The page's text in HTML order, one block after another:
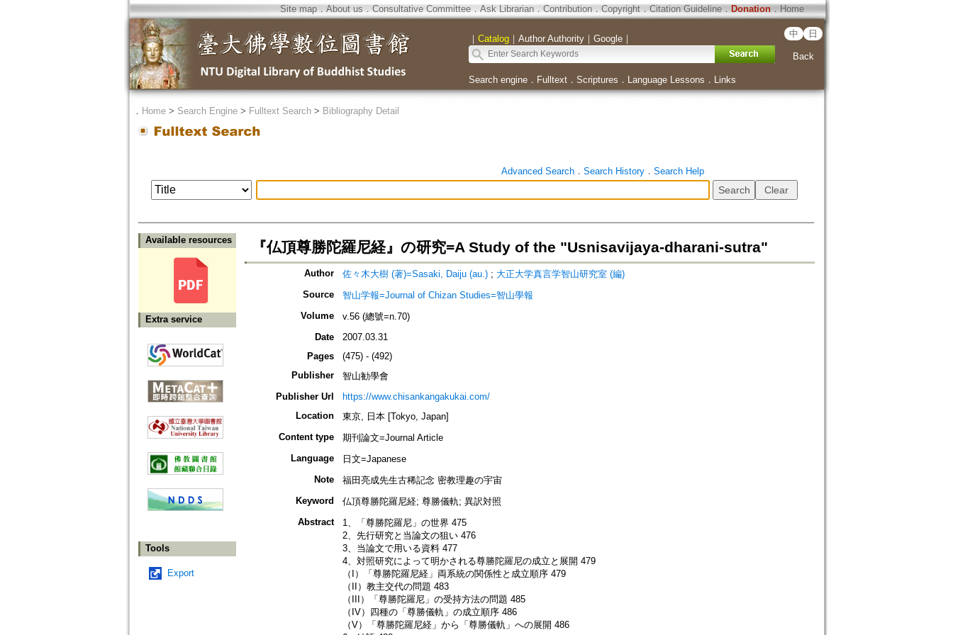
Site map．About us ． Consultative Committee． Ask Librarian． Contribution．Copyright．Citation Guideline． Donation．Home
｜ Catalog｜ Author Authority｜ Google｜ 中 日
Back
Search engine． Fulltext． Scriptures ． Language Lessons ． Links
． Home> Search Engine> Fulltext Search> Bibliography Detail
Advanced Search． Search History． Search Help
Available resources
Extra service
Tools
Export
『仏頂尊勝陀羅尼経』の研究=A Study of the "Usnisavijaya-dharani-sutra"
Author 佐々木大樹 (著)=Sasaki, Daiju (au.); 大正大学真言学智山研究室 (編)
Source
智山学報=Journal of Chizan Studies=智山學報
Volume
v.56 (總號=n.70)
Date
2007.03.31
Pages
(475) - (492)
Publisher
智山勧學會
Publisher Url
https://www.chisankangakukai.com/
Location
東京, 日本 [Tokyo, Japan]
Content type
期刊論文=Journal Article
Language
日文=Japanese
Note
福田亮成先生古稀記念 密教理趣の宇宙
Keyword
仏頂尊勝陀羅尼経; 尊勝儀軌; 異訳対照
Abstract
1、「尊勝陀羅尼」の世界 475
2、先行研究と当論文の狙い 476
3、当論文で用いる資料 477
4、対照研究によって明かされる尊勝陀羅尼の成立と展開 479
（I）「尊勝陀羅尼経」両系統の関係性と成立順序 479
（II）教主交代の問題 483
（III）「尊勝陀羅尼」の受持方法の問題 485
（IV）四種の「尊勝儀軌」の成立順序 486
（V）「尊勝陀羅尼経」から「尊勝儀軌」への展開 486